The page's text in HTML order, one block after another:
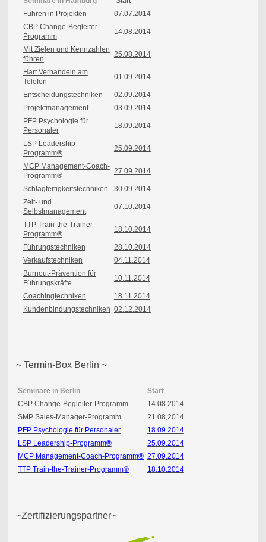
Führen in Projekten
07.07.2014
CBP Change-Begleiter-
Programm
14.08.2014
Mit Zielen und Kennzahlen
führen
25.08.2014
Hart Verhandeln am
Telefon
01.09.2014
Entscheidungstechniken
02.09.2014
Projektmanagement
03.09.2014
PFP Psychologie für
Personaler
18.09.2014
LSP Leadership-
Programm®
25.09.2014
MCP Management-Coach-
Programm®
27.09.2014
Schlagfertigkeitstechniken 30.09.2014
Zeit- und
Selbstmanagement
07.10.2014
TTP Train-the-Trainer-
Programm®
18.10.2014
Führungstechniken
28.10.2014
Verkaufstechniken
04.11.2014
Burnout-Prävention für
Führungskräfte
10.11.2014
Coachingtechniken
18.11.2014
Kundenbindungstechniken 02.12.2014
~ Termin-Box Berlin ~
Seminare in Berlin
Start
CBP Change-Begleiter-Programm
14.08.2014
SMP Sales-Manager-Programm
21.08,2014
PFP Psychologie für Personaler
18.09.2014
LSP Leadership-Programm®
25.09.2014
MCP Management-Coach-Programm® 27.09.2014
TTP Train-the-Trainer-Programm® 18.10.2014
~Zertifizierungspartner~